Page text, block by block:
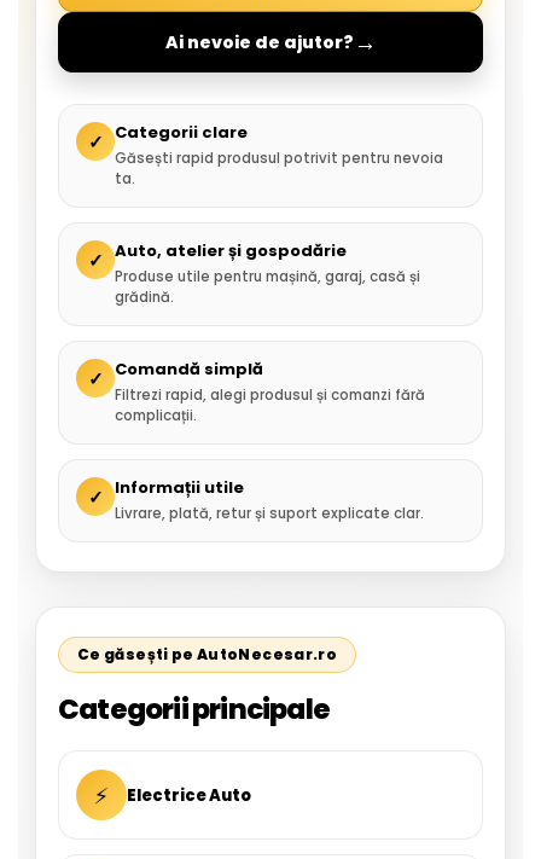
Ai nevoie de ajutor? →
✓ Categorii clare
Găsești rapid produsul potrivit pentru nevoia
ta.
✓ Auto, atelier și gospodărie
Produse utile pentru mașină, garaj, casă și
grădină.
✓ Comandă simplă
Filtrezi rapid, alegi produsul și comanzi fără
complicații.
✓ Informații utile
Livrare, plată, retur și suport explicate clar.
Ce găsești pe AutoNecesar.ro
Categorii principale
⚡ Electrice Auto